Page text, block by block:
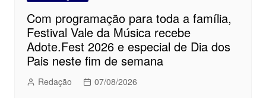
Com programação para toda a família,
Festival Vale da Música recebe
Adote.Fest 2026 e especial de Dia dos
Pais neste fim de semana
Redação 07/08/2026